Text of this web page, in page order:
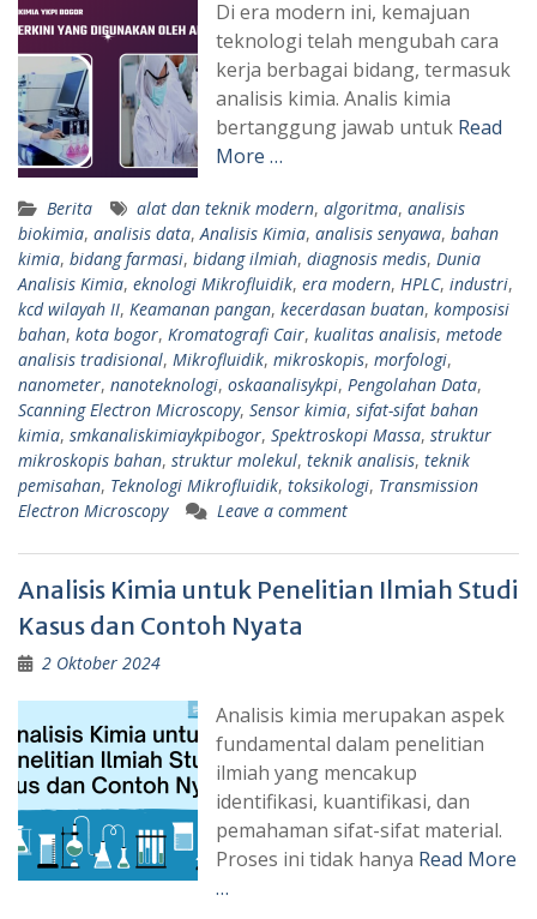
Di era modern ini, kemajuan
teknologi telah mengubah cara
kerja berbagai bidang, termasuk
analisis kimia. Analis kimia
bertanggung jawab untuk Read
More …
Berita alat dan teknik modern, algoritma, analisis
biokimia, analisis data, Analisis Kimia, analisis senyawa, bahan
kimia, bidang farmasi, bidang ilmiah, diagnosis medis, Dunia
Analisis Kimia, eknologi Mikrofluidik, era modern, HPLC, industri,
kcd wilayah II, Keamanan pangan, kecerdasan buatan, komposisi
bahan, kota bogor, Kromatografi Cair, kualitas analisis, metode
analisis tradisional, Mikrofluidik, mikroskopis, morfologi,
nanometer, nanoteknologi, oskaanalisykpi, Pengolahan Data,
Scanning Electron Microscopy, Sensor kimia, sifat-sifat bahan
kimia, smkanaliskimiaykpibogor, Spektroskopi Massa, struktur
mikroskopis bahan, struktur molekul, teknik analisis, teknik
pemisahan, Teknologi Mikrofluidik, toksikologi, Transmission
Electron Microscopy
Leave a comment
Analisis Kimia untuk Penelitian Ilmiah Studi
Kasus dan Contoh Nyata
2 Oktober 2024
Analisis kimia merupakan aspek
fundamental dalam penelitian
ilmiah yang mencakup
identifikasi, kuantifikasi, dan
pemahaman sifat-sifat material.
Proses ini tidak hanya Read More
…